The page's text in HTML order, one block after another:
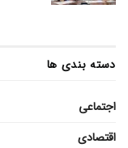
دسته بندی ها
اجتماعی
اقتصادی